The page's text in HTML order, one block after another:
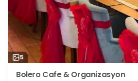
5
Bolero Cafe & Organizasyon